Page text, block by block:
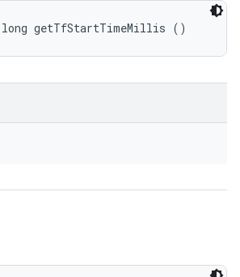
getTfStartTimeMillis ()